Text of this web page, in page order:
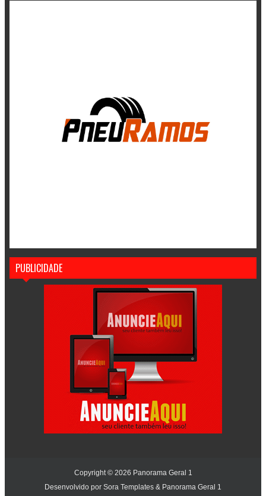
PUBLICIDADE
Copyright © 2026 Panorama Geral 1
Desenvolvido por Sora Templates & Panorama Geral 1